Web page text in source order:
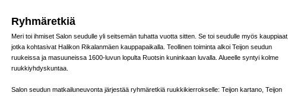
Ryhmäretkiä
Meri toi ihmiset Salon seudulle yli seitsemän tuhatta vuotta sitten. Se toi seudulle myös kauppiaat,
jotka kohtasivat Halikon Rikalanmäen kauppapaikalla. Teollinen toiminta alkoi Teijon seudun
ruukeissa ja masuuneissa 1600-luvun lopulta Ruotsin kuninkaan luvalla. Alueelle syntyi kolme
ruukkiyhdyskuntaa.
Salon seudun matkailuneuvonta järjestää ryhmäretkiä ruukkikierrokselle: Teijon kartano, Teijon